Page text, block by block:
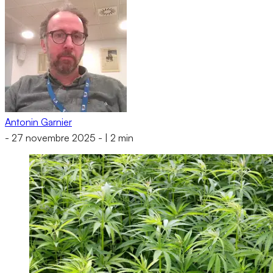
Antonin Garnier
- 27 novembre 2025 - 2 min